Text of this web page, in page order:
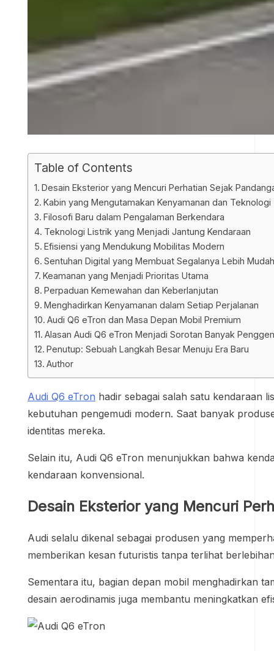
Table of Contents
Desain Eksterior yang Mencuri Perhatian Sejak
Kabin yang Mengutamakan Kenyamanan dan Teknologi
Filosofi Baru dalam Pengalaman Berkendara
Teknologi Listrik yang Menjadi Jantung Kendaraan
Efisiensi yang Mendukung Mobilitas Modern
Sentuhan Digital yang Membuat Segalanya Lebih Mudah
Keamanan yang Menjadi Prioritas Utama
Perpaduan Kemewahan dan Keberlanjutan
Menghadirkan Kenyamanan dalam Setiap Perjalanan
Audi Q6 eTron dan Masa Depan Mobil Premium
Alasan Audi Q6 eTron Menjadi Sorotan Banyak
Penutup: Sebuah Langkah Besar Menuju Era Baru
Author
Audi Q6 eTron hadir sebagai salah satu kendaraan
kebutuhan pengemudi modern. Saat banyak
identitas mereka.
Selain itu, Audi Q6 eTron menunjukkan bahwa
kendaraan konvensional.
Desain Eksterior yang Mencuri
Audi selalu dikenal sebagai produsen yang
memberikan kesan futuristis tanpa terlihat
Sementara itu, bagian depan mobil menghadirkan
desain aerodinamis juga membantu meningkatkan